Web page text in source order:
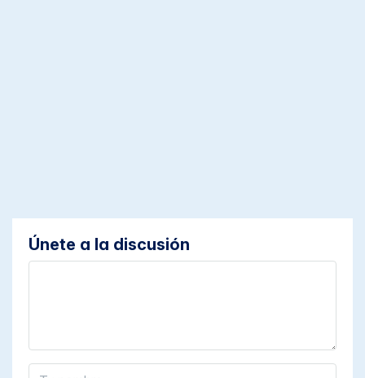
Únete a la discusión